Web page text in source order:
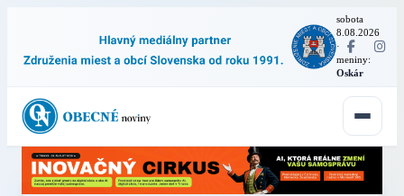
sobota
8.08.2026
·
meniny:
Oskár